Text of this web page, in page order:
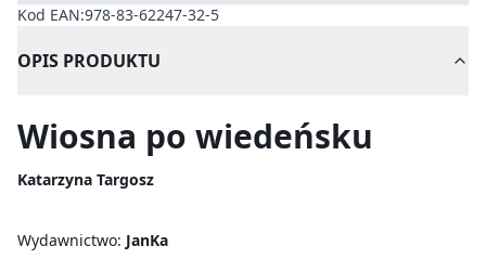
Kod EAN:978-83-62247-32-5
OPIS PRODUKTU
Wiosna po wiedeńsku
Katarzyna Targosz
Wydawnictwo: JanKa